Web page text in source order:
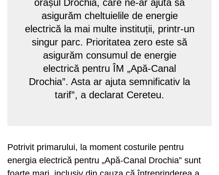
orașul Drochia, care ne-ar ajuta să
asigurăm cheltuielile de energie
electrică la mai multe instituții, printr-un
singur parc. Prioritatea zero este să
asigurăm consumul de energie
electrică pentru ÎM „Apă-Canal
Drochia”. Asta ar ajuta semnificativ la
tarif”, a declarat Cereteu.
Potrivit primarului, la moment costurile pentru
energia electrică pentru „Apă-Canal Drochia” sunt